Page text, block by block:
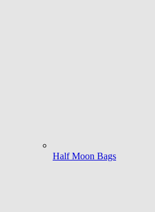
Half Moon Bags